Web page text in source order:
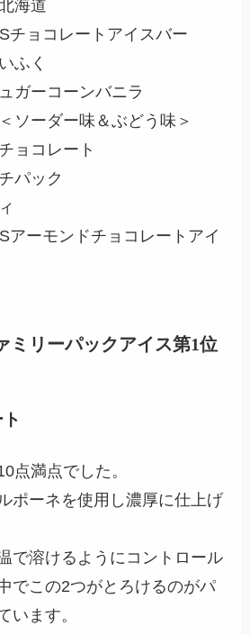
海道
チョコレートアイスバー
ふく
ガーコーンバニラ
ソーダー味＆ぶどう味＞
ョコレート
パック
ーモンドチョコレートアイ
ミリーパックアイス第1位
点満点でした。
ポーネを使用し濃厚に仕上げ
で溶けるようにコントロール
でこの2つがとろけるのがパ
います。